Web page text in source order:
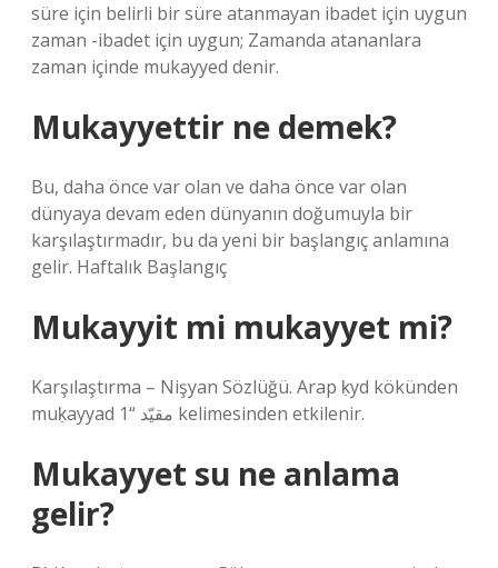
süre için belirli bir süre atanmayan ibadet için uygun
zaman -ibadet için uygun; Zamanda atananlara
zaman içinde mukayyed denir.
Mukayyettir ne demek?
Bu, daha önce var olan ve daha önce var olan
dünyaya devam eden dünyanın doğumuyla bir
karşılaştırmadır, bu da yeni bir başlangıç ​​anlamına
gelir. Haftalık Başlangıç
Mukayyit mi mukayyet mi?
Karşılaştırma – Nişyan Sözlüğü. Arap ḳyd kökünden
muḳayyad مقيّد “1 kelimesinden etkilenir.
Mukayyet su ne anlama
gelir?